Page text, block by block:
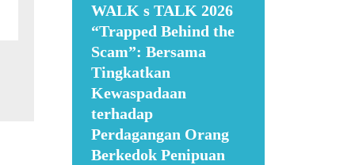
WALK s TALK 2026
“Trapped Behind the
Scam”: Bersama
Tingkatkan
Kewaspadaan
terhadap
Perdagangan Orang
Berkedok Penipuan